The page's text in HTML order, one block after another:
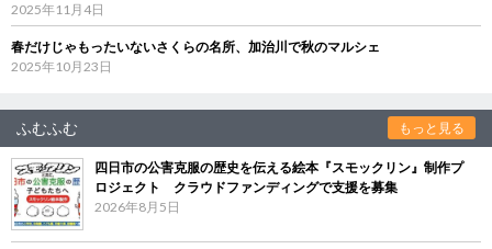
2025年11月4日
春だけじゃもったいないさくらの名所、加治川で秋のマルシェ
2025年10月23日
ふむふむ もっと見る
四日市の公害克服の歴史を伝える絵本『スモックリン』制作プ
ロジェクト クラウドファンディングで支援を募集
2026年8月5日